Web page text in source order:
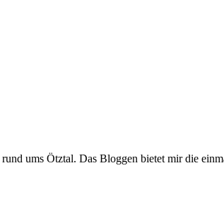
ums Ötztal. Das Bloggen bietet mir die